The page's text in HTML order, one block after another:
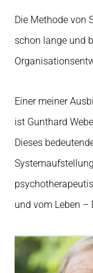
Die Methode von
schon lange und
Einer meiner
ist Gunthard
Dieses
und vom Leben –